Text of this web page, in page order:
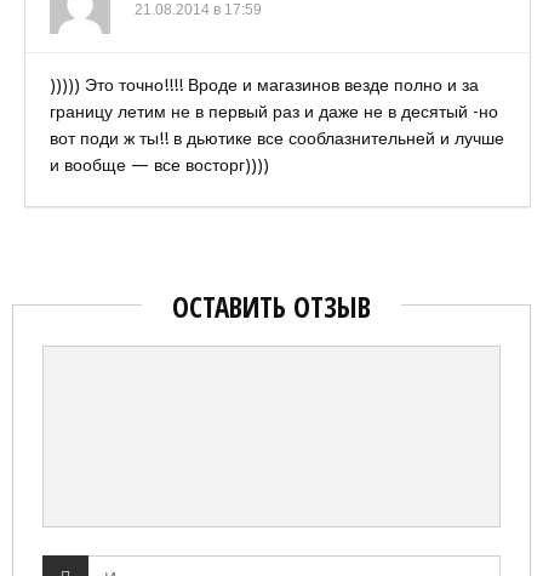
21.08.2014 в 17:59
))))) Это точно!!!! Вроде и магазинов везде полно и за
границу летим не в первый раз и даже не в десятый -но
вот поди ж ты!! в дьютике все сооблазнительней и лучше
и вообще — все восторг))))
ОСТАВИТЬ ОТЗЫВ